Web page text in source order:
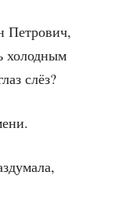
Пет­ро­вич,
холод­ным
слёз?